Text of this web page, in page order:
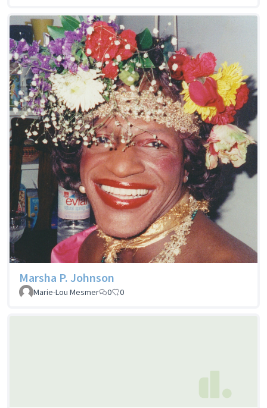
Marsha P. Johnson
Marie-Lou Mesmer 0 0